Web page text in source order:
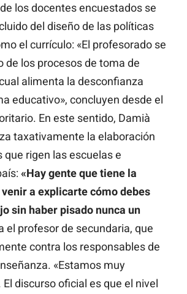
los docentes encuestados se
del diseño de las políticas
el currículo: «El profesorado se
de los procesos de toma de
alimenta la desconfianza
educativo», concluyen desde el
En este sentido, Damià
taxativamente la elaboración
que rigen las escuelas e
«Hay gente que tiene la
a explicarte cómo debes
sin haber pisado nunca un
el profesor de secundaria, que
contra los responsables de
«Estamos muy
discurso oficial es que el nivel